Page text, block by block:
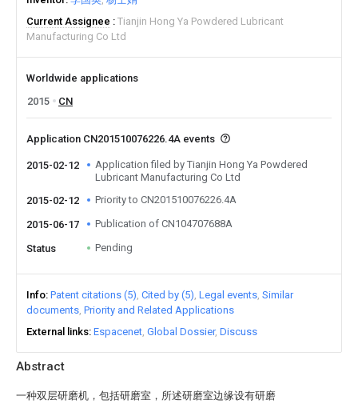
Abstract
一种双层研磨机，包括研磨室，所述研磨室边缘设有研磨
Current Assignee
Tianjin Hong Ya Powdered Lubricant
Manufacturing Co Ltd
Worldwide applications
2015
CN
Application CN201510076226.4A events
2015-02-12
Application filed by Tianjin Hong Ya Powdered
Lubricant Manufacturing Co Ltd
2015-02-12
Priority to CN201510076226.4A
2015-06-17 Publication of CN104707688A
Status Pending
Info Patent citations (5) Cited by (5) Legal events Similar
documents Priority and Related Applications
External links Espacenet Global Dossier Discuss